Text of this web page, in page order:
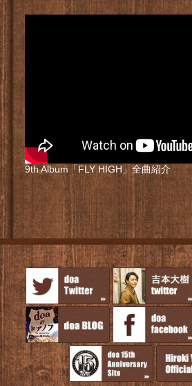
9th Album「FLY HIGH」全曲紹介